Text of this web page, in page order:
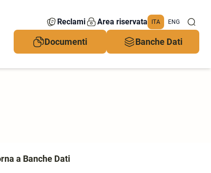
Reclami Area riservata ITA ENG
Documenti Banche Dati
a Banche Dati